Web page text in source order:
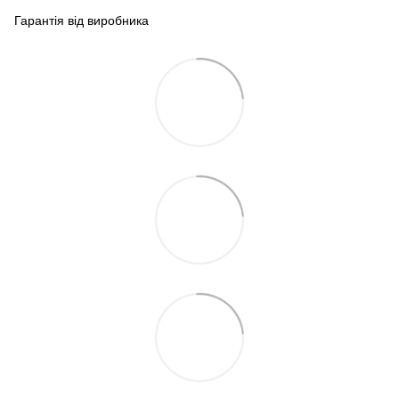
Гарантія від виробника